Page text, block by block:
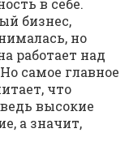
в себе.
бизнес,
но
работает над
самое главное
что
высокие
а значит,